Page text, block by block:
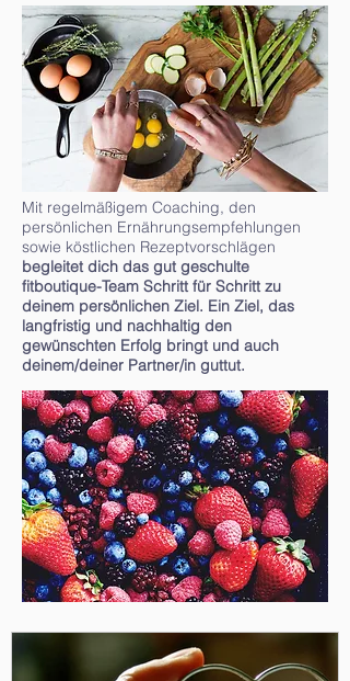
Mit regelmäßigem Coaching, den
persönlichen Ernährungsempfehlungen
sowie köstlichen Rezeptvorschlägen
begleitet dich das gut geschulte
fitboutique-Team Schritt für Schritt zu
deinem persönlichen Ziel. Ein Ziel, das
langfristig und nachhaltig den
gewünschten Erfolg bringt und auch
deinem/deiner Partner/in guttut.